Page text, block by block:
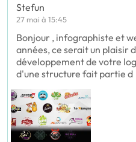
Stefun
27 mai à 15:45
Bonjour , infographiste et
années, ce serait un plaisir
développement de votre
d'une structure fait partie d